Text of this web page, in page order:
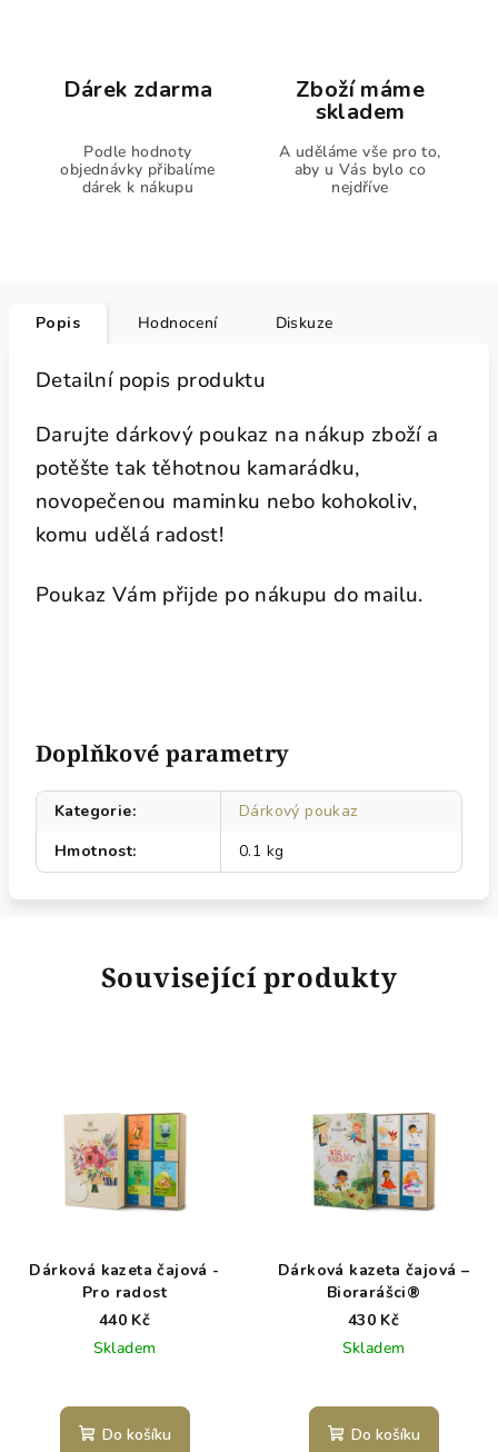
Dárek zdarma
Podle hodnoty
objednávky přibalíme
dárek k nákupu
Zboží máme
skladem
A uděláme vše pro to,
aby u Vás bylo co
nejdříve
Popis Hodnocení Diskuze
Detailní popis produktu
Darujte dárkový poukaz na nákup zboží a
potěšte tak těhotnou kamarádku,
novopečenou maminku nebo kohokoliv,
komu udělá radost!
Poukaz Vám přijde po nákupu do mailu.
Doplňkové parametry
Kategorie:
Dárkový poukaz
Hmotnost: 0.1 kg
Související produkty
Dárková kazeta čajová -
Pro radost
440 Kč
Skladem
Do košíku
Dárková kazeta čajová –
Biorarášci®
430 Kč
Skladem
Do košíku